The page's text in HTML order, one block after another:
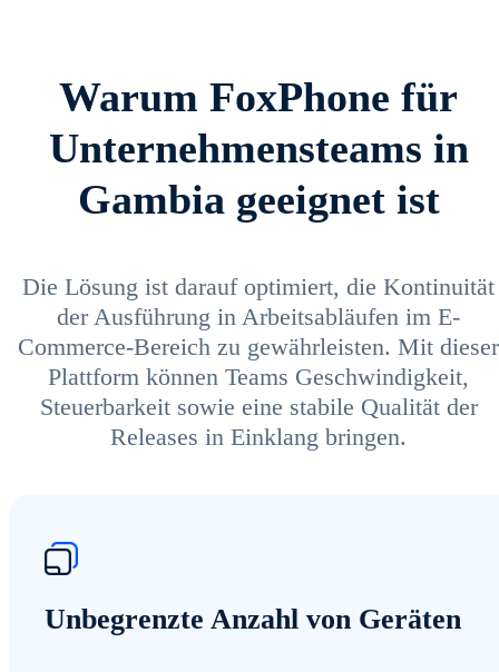
Warum FoxPhone für
Unternehmensteams in
Gambia geeignet ist
Die Lösung ist darauf optimiert, die Kontinuität
der Ausführung in Arbeitsabläufen im E-
Commerce-Bereich zu gewährleisten. Mit dieser
Plattform können Teams Geschwindigkeit,
Steuerbarkeit sowie eine stabile Qualität der
Releases in Einklang bringen.
Unbegrenzte Anzahl von Geräten